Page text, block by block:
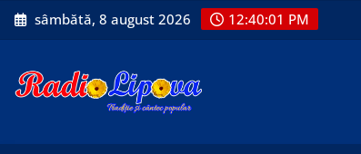
Skip
to
sâmbătă, 8 august 2026 12:40:02 PM